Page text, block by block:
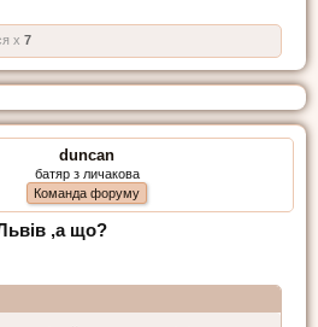
x 7
duncan
батяр з личакова
Команда форуму
,а що?